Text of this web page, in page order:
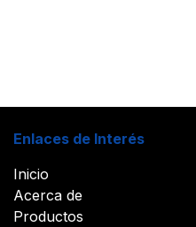
Enlaces de Interés
Inicio
Acerca de
Productos